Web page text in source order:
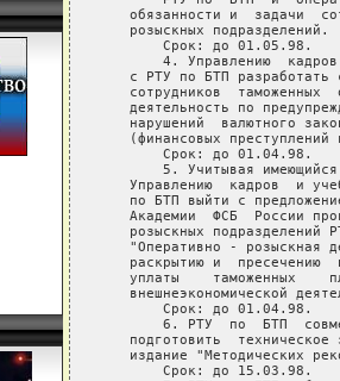
обязанности и  задачи
   розыскных подразделений.
       Срок: до 01.05.98.
4. Управлению
с РТУ по БТП разработать
сотрудников  таможенных
деятельность по
нарушений  валютного
(финансовых преступлений
       Срок: до 01.04.98.
5. Учитывая
Управлению  кадров  и
по БТП выйти с
Академии  ФСБ  России
розыскных подразделений
"Оперативно - розыскная
раскрытию и  пресечению
уплаты    таможенных
внешнеэкономической
       Срок: до 01.04.98.
6. РТУ  по  БТП
подготовить  техническое
издание "Методических
       Срок: до 15.03.98.